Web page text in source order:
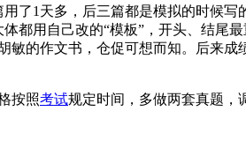
了1天多，后三篇都是模拟的时候写
都用自己改的“模板”，开头、结尾
的作文书，仓促可想而知。后来成
按照考试规定时间，多做两套真题，